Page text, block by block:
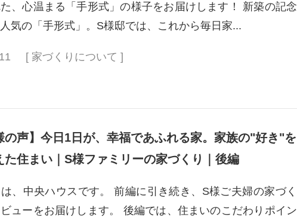
、心温まる「手形式」の様子をお届けします！ 新築の記念
気の「手形式」。S様邸では、これから毎日家...
[ 家づくりについて ]
の声】今日1日が、幸福であふれる家。家族の"好き"を
た住まい｜S様ファミリーの家づくり｜後編
、中央ハウスです。 前編に引き続き、S様ご夫婦の家づく
ューをお届けします。 後編では、住まいのこだわりポイン